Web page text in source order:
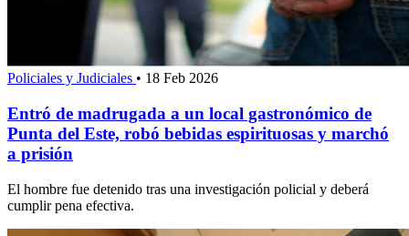
Policiales y Judiciales • 18 Feb 2026
Entró de madrugada a un local gastronómico de
Punta del Este, robó bebidas espirituosas y marchó
a prisión
El hombre fue detenido tras una investigación policial y deberá
cumplir pena efectiva.